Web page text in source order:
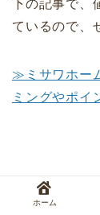
下の記事で、
ているので、
≫ミサワホー
ミングやポイ
②やばい営
ホーム